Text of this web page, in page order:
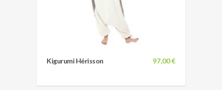
97,00 €
Kigurumi Hérisson